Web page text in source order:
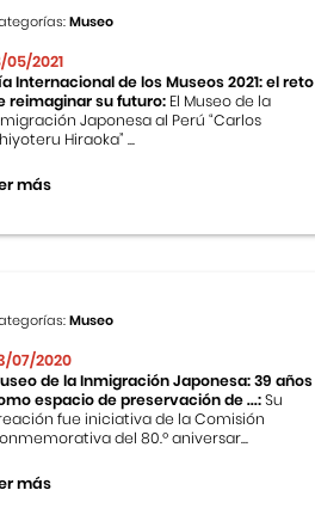
Museo
05/2021
Internacional de los Museos 2021: el reto
reimaginar su futuro: El Museo de la
Japonesa al Perú “Carlos
Hiraoka” ...
más
Museo
07/2020
de la Inmigración Japonesa: 39 años
espacio de preservación de ...:Su
fue iniciativa de la Comisión
del 80.º aniversar...
más